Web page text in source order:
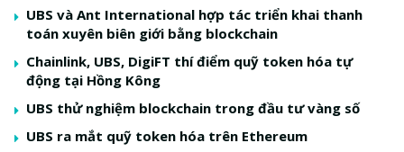
UBS và Ant International hợp tác triển khai thanh
toán xuyên biên giới bằng blockchain
Chainlink, UBS, DigiFT thí điểm quỹ token hóa tự
động tại Hồng Kông
UBS thử nghiệm blockchain trong đầu tư vàng số
UBS ra mắt quỹ token hóa trên Ethereum